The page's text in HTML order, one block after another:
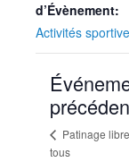
d’Évènement:
Activités
Patinage
tous